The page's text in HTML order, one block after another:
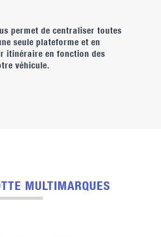
permet de centraliser toutes
seule plateforme et en
itinéraire en fonction des
véhicule.
MULTIMARQUES